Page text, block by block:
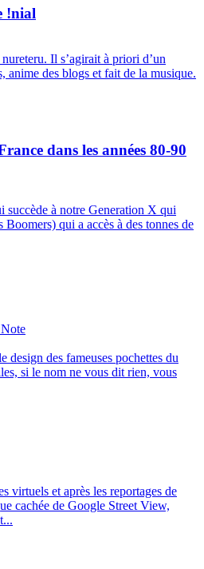
!nial
Il s’agirait à priori d’un
anime des blogs et fait de la musique.
dans les années 80-90
succède à notre Generation X qui
Boomers) qui a accès à des tonnes de
design des fameuses pochettes du
si le nom ne vous dit rien, vous
virtuels et après les reportages de
cachée de Google Street View,